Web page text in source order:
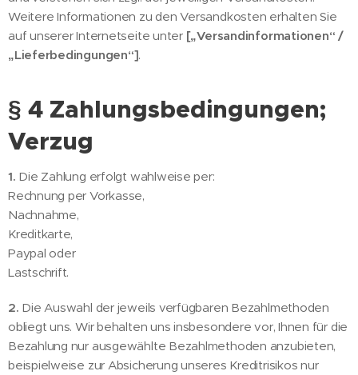
Weitere Informationen zu den Versandkosten erhalten Sie
auf unserer Internetseite unter [„Versandinformationen“ /
„Lieferbedingungen“].
§ 4 Zahlungsbedingungen;
Verzug
1. Die Zahlung erfolgt wahlweise per:
Rechnung per Vorkasse,
Nachnahme,
Kreditkarte,
Paypal oder
Lastschrift.
2. Die Auswahl der jeweils verfügbaren Bezahlmethoden
obliegt uns. Wir behalten uns insbesondere vor, Ihnen für die
Bezahlung nur ausgewählte Bezahlmethoden anzubieten,
beispielweise zur Absicherung unseres Kreditrisikos nur